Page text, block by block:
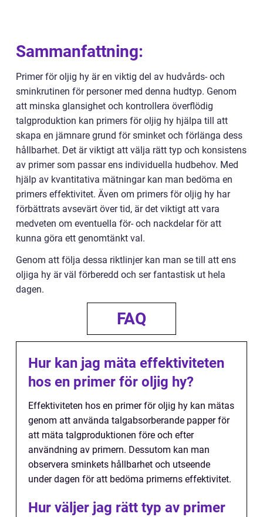
Sammanfattning:
Primer för oljig hy är en viktig del av hudvårds- och
sminkrutinen för personer med denna hudtyp. Genom
att minska glansighet och kontrollera överflödig
talgproduktion kan primers för oljig hy hjälpa till att
skapa en jämnare grund för sminket och förlänga dess
hållbarhet. Det är viktigt att välja rätt typ och konsistens
av primer som passar ens individuella hudbehov. Med
hjälp av kvantitativa mätningar kan man bedöma en
primers effektivitet. Även om primers för oljig hy har
förbättrats avsevärt över tid, är det viktigt att vara
medveten om eventuella för- och nackdelar för att
kunna göra ett genomtänkt val.
Genom att följa dessa riktlinjer kan man se till att ens
oljiga hy är väl förberedd och ser fantastisk ut hela
dagen.
FAQ
Hur kan jag mäta effektiviteten
hos en primer för oljig hy?
Effektiviteten hos en primer för oljig hy kan mätas
genom att använda talgabsorberande papper för
att mäta talgproduktionen före och efter
användning av primern. Dessutom kan man
observera sminkets hållbarhet och utseende
under dagen för att bedöma primerns effektivitet.
Hur väljer jag rätt typ av primer